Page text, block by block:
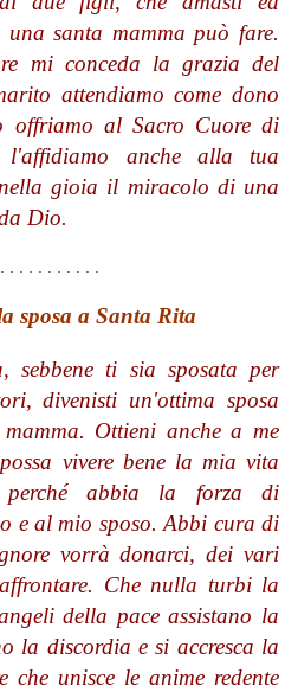
una santa mamma può fare.
mi conceda la grazia del
attendiamo come dono
al Sacro Cuore di
anche alla tua
gioia il miracolo di una
Dio.
sposa a Santa Rita
sebbene ti sia sposata per
divenisti un'ottima sposa
Ottieni anche a me
vivere bene la mia vita
perché abbia la forza di
e al mio sposo. Abbi cura di
vorrà donarci, dei vari
Che nulla turbi la
della pace assistano la
la discordia e si accresca la
che unisce le anime redente